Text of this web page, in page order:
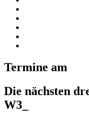
Termine am
Die nächsten
W3_